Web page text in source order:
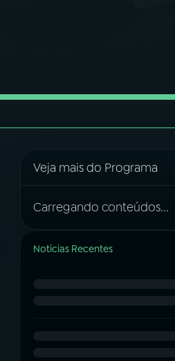
Veja mais do Programa
Carregando conteúdos...
Notícias Recentes